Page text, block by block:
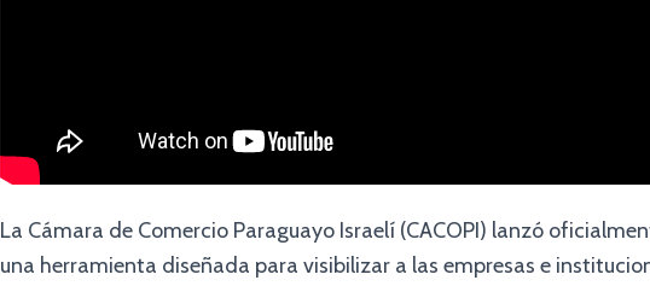
La Cámara de Comercio Paraguayo Israelí (CACOPI) lanzó
una herramienta diseñada para visibilizar a las empresas e